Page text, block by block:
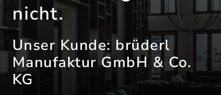
nicht.
Unser Kunde: brüderl
Manufaktur GmbH & Co.
KG